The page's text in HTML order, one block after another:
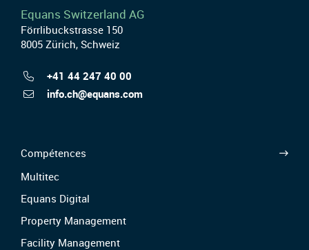
Equans Switzerland AG
Förrlibuckstrasse 150
8005 Zürich, Schweiz
+41 44 247 40 00
info.ch@equans.com
Compétences
Multitec
Equans Digital
Property Management
Facility Management